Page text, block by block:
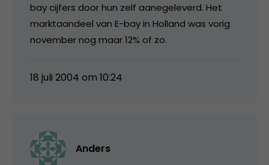
bay cijfers door hun zelf aanegeleverd. Het
marktaandeel van E-bay in Holland was vorig
november nog maar 12% of zo.
18 juli 2004 om 10:24
Anders